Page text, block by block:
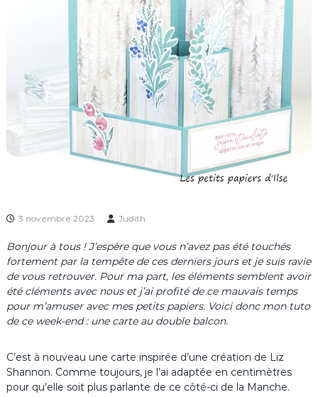
3 novembre 2023 Judith
Bonjour à tous ! J’espère que vous n’avez pas été touchés
fortement par la tempête de ces derniers jours et je suis ravie
de vous retrouver. Pour ma part, les éléments semblent avoir
été cléments avec nous et j’ai profité de ce mauvais temps
pour m’amuser avec mes petits papiers. Voici donc mon tuto
de ce week-end : une carte au double balcon.
C’est à nouveau une carte inspirée d’une création de Liz
Shannon. Comme toujours, je l’ai adaptée en centimètres
pour qu’elle soit plus parlante de ce côté-ci de la Manche.